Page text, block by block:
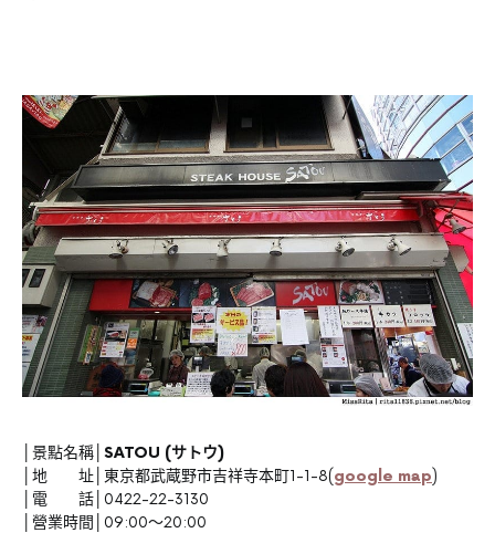
│景點名稱│ SATOU (サトウ)
│地 址│東京都武蔵野市吉祥寺本町1-1-8(google map)
│電 話│0422-22-3130
│營業時間│09:00～20:00